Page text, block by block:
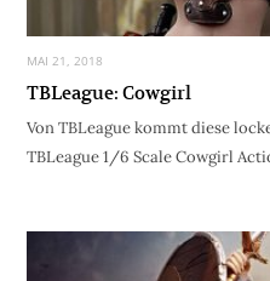
MAI 21, 2018
TBLeague: Cowgirl
Von TBLeague kommt diese
TBLeague 1/6 Scale Cowgirl